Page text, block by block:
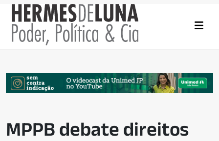
MPPB debate direitos